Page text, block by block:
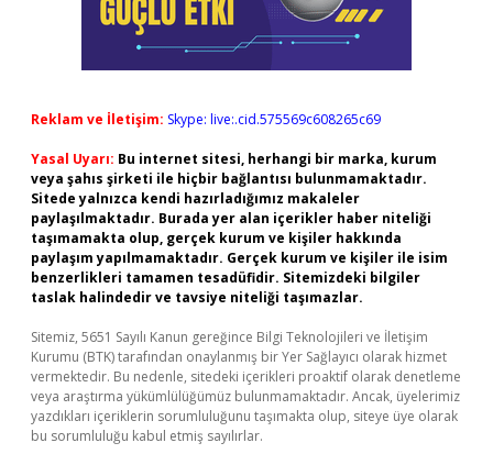
Reklam ve İletişim: Skype: live:.cid.575569c608265c69
Yasal Uyarı: Bu internet sitesi, herhangi bir marka, kurum
veya şahıs şirketi ile hiçbir bağlantısı bulunmamaktadır.
Sitede yalnızca kendi hazırladığımız makaleler
paylaşılmaktadır. Burada yer alan içerikler haber niteliği
taşımamakta olup, gerçek kurum ve kişiler hakkında
paylaşım yapılmamaktadır. Gerçek kurum ve kişiler ile isim
benzerlikleri tamamen tesadüfidir. Sitemizdeki bilgiler
taslak halindedir ve tavsiye niteliği taşımazlar.
Sitemiz, 5651 Sayılı Kanun gereğince Bilgi Teknolojileri ve İletişim
Kurumu (BTK) tarafından onaylanmış bir Yer Sağlayıcı olarak hizmet
vermektedir. Bu nedenle, sitedeki içerikleri proaktif olarak denetleme
veya araştırma yükümlülüğümüz bulunmamaktadır. Ancak, üyelerimiz
yazdıkları içeriklerin sorumluluğunu taşımakta olup, siteye üye olarak
bu sorumluluğu kabul etmiş sayılırlar.